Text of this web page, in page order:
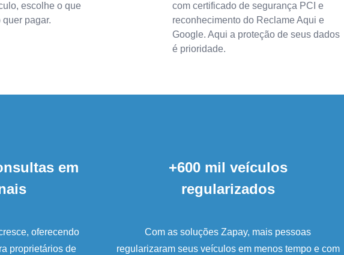
escolhe o que
pagar.
com certificado de segurança PCI e
reconhecimento do Reclame Aqui e
Google. Aqui a proteção de seus dados
é prioridade.
em
oferecendo
proprietários de
+600 mil veículos
regularizados
Com as soluções Zapay, mais pessoas
regularizaram seus veículos em menos tempo e com